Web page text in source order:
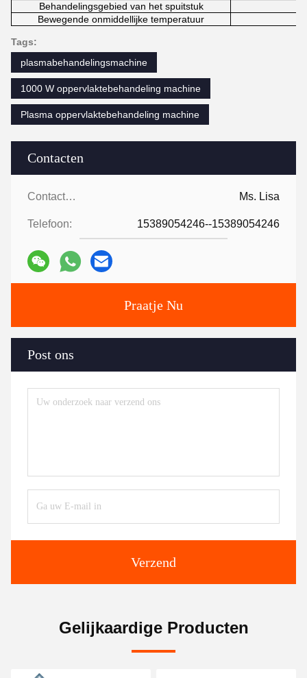
Contacten
Contacten: Ms. Lisa
Telefoon: 15389054246--15389054246
Praatje Nu
Post ons
Verzend
Behandelingsgebied van het spuitstuk
Bewegende onmiddellijke temperatuur
Tags:
plasmabehandelingsmachine
1000 W oppervlaktebehandeling machine
Plasma oppervlaktebehandeling machine
Gelijkaardige Producten